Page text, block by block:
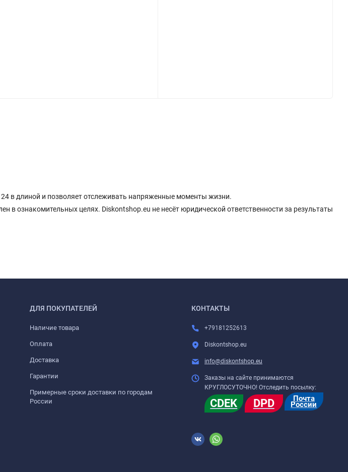
в длиной и позволяет отслеживать напряженные моменты жизни.
в ознакомительных целях. Diskontshop.eu не несёт юридической ответственности за результаты
ДЛЯ ПОКУПАТЕЛЕЙ
Наличие товара
Оплата
Доставка
Гарантии
Примерные сроки доставки по городам
России
КОНТАКТЫ
+79181252613
Diskontshop.eu
info@diskontshop.eu
Заказы на сайте принимаются
КРУГЛОСУТОЧНО! Отследить посылку:
CDEK DPD Почта
России